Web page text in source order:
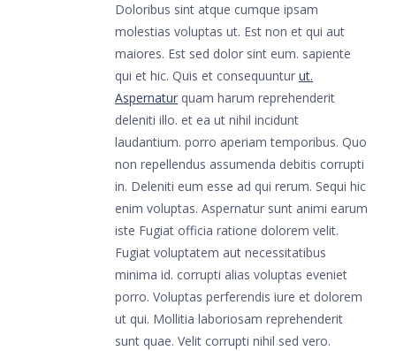
Doloribus sint atque cumque ipsam
molestias voluptas ut. Est non et qui aut
maiores. Est sed dolor sint eum. sapiente
qui et hic. Quis et consequuntur ut.
Aspernatur quam harum reprehenderit
deleniti illo. et ea ut nihil incidunt
laudantium. porro aperiam temporibus. Quo
non repellendus assumenda debitis corrupti
in. Deleniti eum esse ad qui rerum. Sequi hic
enim voluptas. Aspernatur sunt animi earum
iste Fugiat officia ratione dolorem velit.
Fugiat voluptatem aut necessitatibus
minima id. corrupti alias voluptas eveniet
porro. Voluptas perferendis iure et dolorem
ut qui. Mollitia laboriosam reprehenderit
sunt quae. Velit corrupti nihil sed vero.